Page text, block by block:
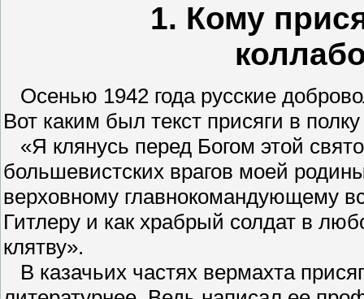
1. Кому
Осенью 1942 года русские
Вот каким был текст присяги в
«Я клянусь перед Богом этой
большевистских врагов моей
верховному главнокомандующему
Гитлеру и как храбрый солдат в
клятву».
В казачьих частях вермахта